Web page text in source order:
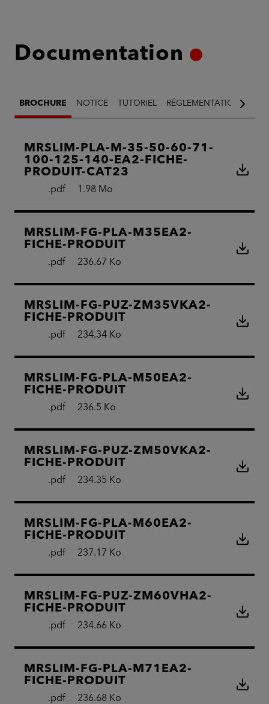
Documentation
BROCHURE NOTICE TUTORIEL RÉGLEMENTATION
MRSLIM-PLA-M-35-50-60-71-
100-125-140-EA2-FICHE-
PRODUIT-CAT23
.pdf 1.98 Mo
MRSLIM-FG-PLA-M35EA2-
FICHE-PRODUIT
.pdf 236.67 Ko
MRSLIM-FG-PUZ-ZM35VKA2-
FICHE-PRODUIT
.pdf 234.34 Ko
MRSLIM-FG-PLA-M50EA2-
FICHE-PRODUIT
.pdf 236.5 Ko
MRSLIM-FG-PUZ-ZM50VKA2-
FICHE-PRODUIT
.pdf 234.35 Ko
MRSLIM-FG-PLA-M60EA2-
FICHE-PRODUIT
.pdf 237.17 Ko
MRSLIM-FG-PUZ-ZM60VHA2-
FICHE-PRODUIT
.pdf 234.66 Ko
MRSLIM-FG-PLA-M71EA2-
FICHE-PRODUIT
.pdf 236.68 Ko